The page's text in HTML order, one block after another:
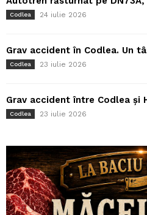
Codlea 24 iulie 2026
Grav accident în Codlea. Un
Codlea 23 iulie 2026
Grav accident între Codlea și
Codlea 23 iulie 2026